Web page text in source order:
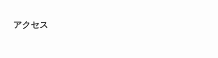
アクセス